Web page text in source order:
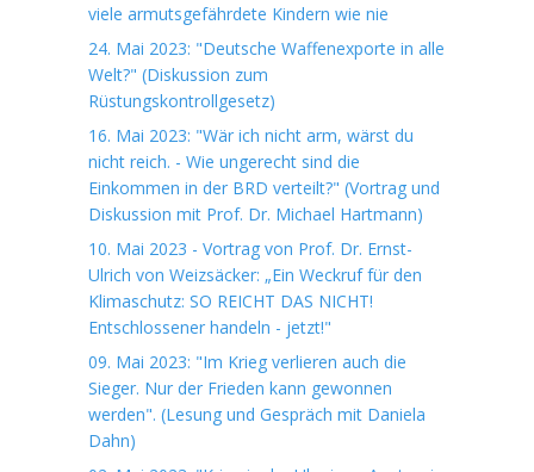
viele armutsgefährdete Kindern wie nie
24. Mai 2023: "Deutsche Waffenexporte in alle
Welt?" (Diskussion zum
Rüstungskontrollgesetz)
16. Mai 2023: "Wär ich nicht arm, wärst du
nicht reich. - Wie ungerecht sind die
Einkommen in der BRD verteilt?" (Vortrag und
Diskussion mit Prof. Dr. Michael Hartmann)
10. Mai 2023 - Vortrag von Prof. Dr. Ernst-
Ulrich von Weizsäcker: „Ein Weckruf für den
Klimaschutz: SO REICHT DAS NICHT!
Entschlossener handeln - jetzt!"
09. Mai 2023: "Im Krieg verlieren auch die
Sieger. Nur der Frieden kann gewonnen
werden". (Lesung und Gespräch mit Daniela
Dahn)